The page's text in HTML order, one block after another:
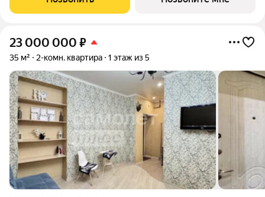
«Братиславская» и МЦД «Перерва». 11
23 000 000 ₽
35 м² 2-комн. квартира 1 этаж из 5